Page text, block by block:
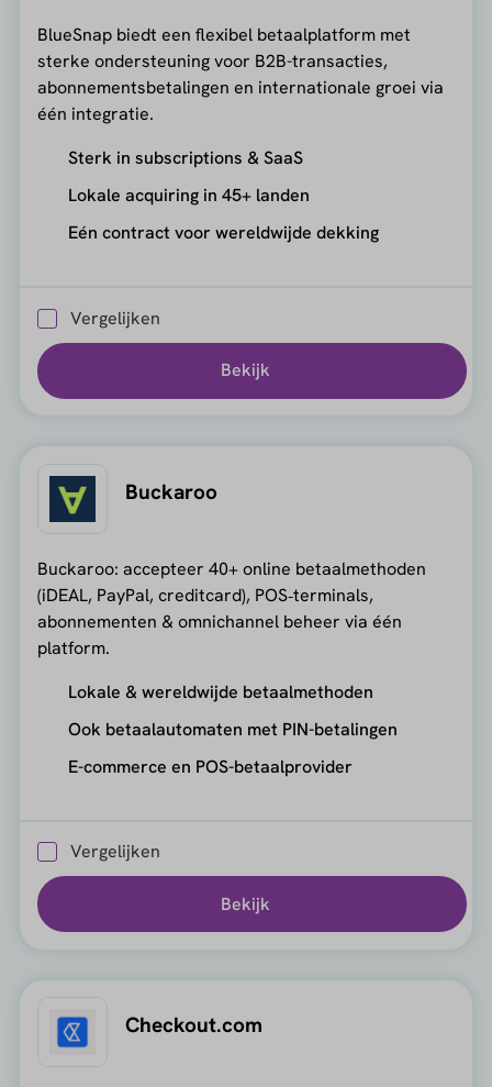
BlueSnap biedt een flexibel betaalplatform met
sterke ondersteuning voor B2B-transacties,
abonnementsbetalingen en internationale groei via
één integratie.
Sterk in subscriptions & SaaS
Lokale acquiring in 45+ landen
Eén contract voor wereldwijde dekking
Vergelijken
Bekijk
Buckaroo
Buckaroo: accepteer 40+ online betaalmethoden
(iDEAL, PayPal, creditcard), POS‑terminals,
abonnementen & omnichannel beheer via één
platform.
Lokale & wereldwijde betaalmethoden
Ook betaalautomaten met PIN-betalingen
E-commerce en POS-betaalprovider
Vergelijken
Bekijk
Checkout.com